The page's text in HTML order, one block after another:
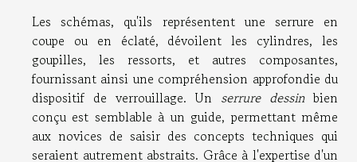
Les schémas, qu'ils représentent une serrure en
coupe ou en éclaté, dévoilent les cylindres, les
goupilles, les ressorts, et autres composantes,
fournissant ainsi une compréhension approfondie du
dispositif de verrouillage. Un serrure dessinbien
conçu est semblable à un guide, permettant même
aux novices de saisir des concepts techniques qui
seraient autrement abstraits. Grâce à l'expertise d'un